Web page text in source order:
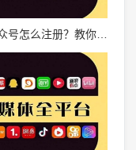
微信公众号怎么注册？教你轻松快速搞定！